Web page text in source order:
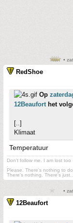
•
RedShoe
Op
12Beauforthet
[..]
Klimaat
Temperatuur
Don't follow me. I am lost too
Please. There's nothing to do
There's nothing. There's
•
12Beaufort